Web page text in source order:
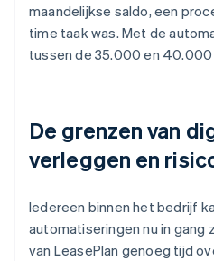
maandelijkse saldo, een
time taak was. Met de
tussen de 35.000 en 40.000
De grenzen van
verleggen en
Iedereen binnen het bedrijf
automatiseringen nu in
van LeasePlan genoeg tijd